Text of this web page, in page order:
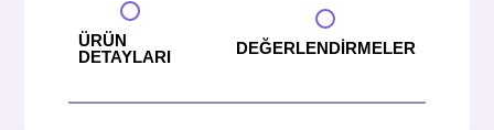
ÜRÜN
DETAYLARI
DEĞERLENDİRMELER